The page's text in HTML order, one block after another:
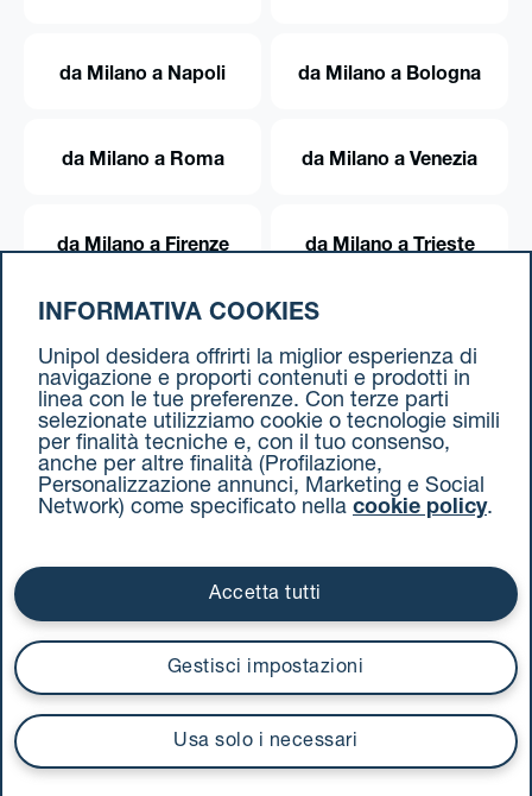
da Milano a Napoli da Milano a Bologna
da Milano a Roma da Milano a Venezia
da Milano a Firenze da Milano a Trieste
Documenti contrattuali
Via Stalingrado 37 - 40128 Bologna
Tel 051 5077111 - Fax 051 375349
unipolmove@pec.unipol.it
C.F. 03506831209 e P. IVA 03740811207 R.E.A. 524585
UnipolTech S.p.A.
I prezzi si intendono compresi di IVA
INFORMATIVA COOKIES
Unipol desidera offrirti la miglior esperienza di
navigazione e proporti contenuti e prodotti in
linea con le tue preferenze. Con terze parti
selezionate utilizziamo cookie o tecnologie simili
per finalità tecniche e, con il tuo consenso,
anche per altre finalità (Profilazione,
Personalizzazione annunci, Marketing e Social
Network) come specificato nella cookie policy.
Usa solo i necessari
Gestisci impostazioni
Accetta tutti